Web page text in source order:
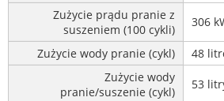
Zużycie prądu pranie z
suszeniem (100 cykli)
306
Zużycie wody pranie (cykl)
48
Zużycie wody
pranie/suszenie (cykl)
53